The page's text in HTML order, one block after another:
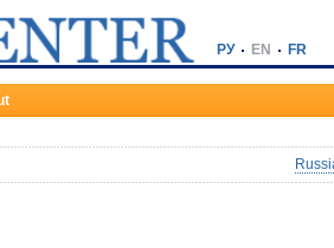
РУ EN FR